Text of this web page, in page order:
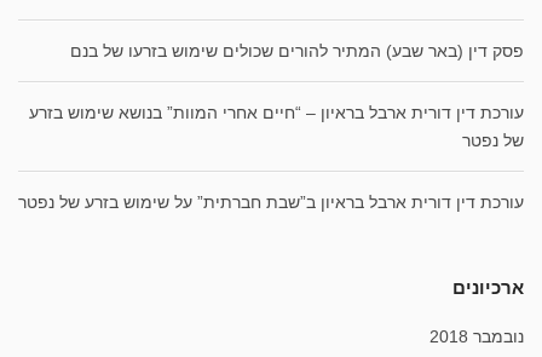
פסק דין (באר שבע) המתיר להורים שכולים שימוש בזרעו של בנם
עורכת דין דורית ארבל בראיון – “חיים אחרי המוות” בנושא שימוש בזרע
של נפטר
עורכת דין דורית ארבל בראיון ב”שבת חברתית” על שימוש בזרע של נפטר
ארכיונים
נובמבר 2018